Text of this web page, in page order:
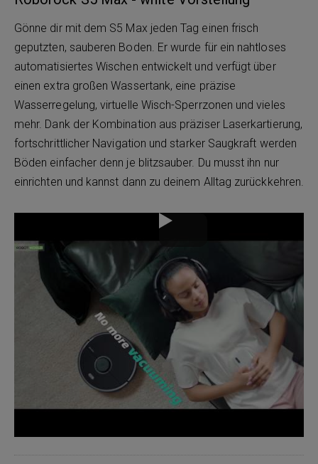
Gönne dir mit dem S5 Max jeden Tag einen frisch
geputzten, sauberen Boden. Er wurde für ein nahtloses
automatisiertes Wischen entwickelt und verfügt über
einen extra großen Wassertank, eine präzise
Wasserregelung, virtuelle Wisch-Sperrzonen und vieles
mehr. Dank der Kombination aus präziser Laserkartierung,
fortschrittlicher Navigation und starker Saugkraft werden
Böden einfacher denn je blitzsauber. Du musst ihn nur
einrichten und kannst dann zu deinem Alltag zurückkehren.